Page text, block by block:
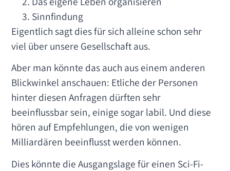
Sinnfindung
Eigentlich sagt dies für sich alleine schon sehr
viel über unsere Gesellschaft aus.
Aber man könnte das auch aus einem anderen
Blickwinkel anschauen: Etliche der Personen
hinter diesen Anfragen dürften sehr
beeinflussbar sein, einige sogar labil. Und diese
hören auf Empfehlungen, die von wenigen
Milliardären beeinflusst werden können.
Dies könnte die Ausgangslage für einen Sci-Fi-